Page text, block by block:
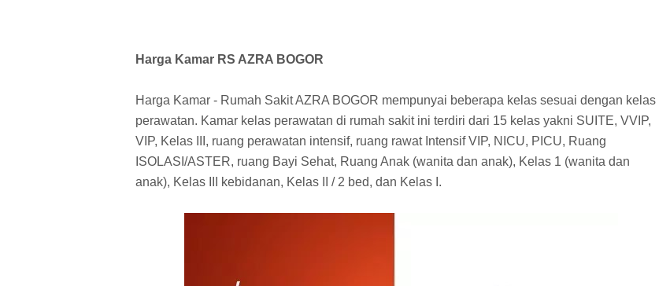
Harga Kamar RS AZRA BOGOR
Harga Kamar - Rumah Sakit AZRA BOGOR mempunyai beberapa kelas sesuai dengan kelas
perawatan. Kamar kelas perawatan di rumah sakit ini terdiri dari 15 kelas yakni SUITE, VVIP,
VIP, Kelas III, ruang perawatan intensif, ruang rawat Intensif VIP, NICU, PICU, Ruang
ISOLASI/ASTER, ruang Bayi Sehat, Ruang Anak (wanita dan anak), Kelas 1 (wanita dan
anak), Kelas III kebidanan, Kelas II / 2 bed, dan Kelas I.